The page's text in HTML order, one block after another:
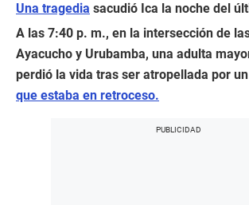
Una tragedia sacudió Ica la noche del
A las 7:40 p. m., en la intersección de
Ayacucho y Urubamba, una adulta
perdió la vida tras ser atropellada por
que estaba en retroceso.